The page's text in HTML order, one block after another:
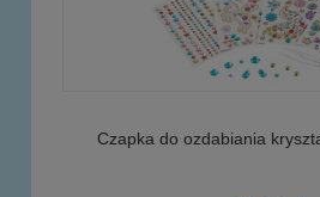
Czapka do ozdabiania